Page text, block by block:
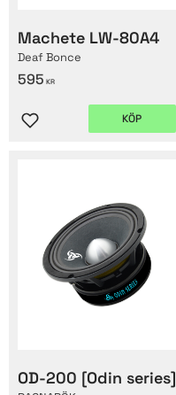
Machete LW-80A4
Deaf Bonce
595 KR
Lägg till i favoriter
KÖP
OD-200 [Odin series]